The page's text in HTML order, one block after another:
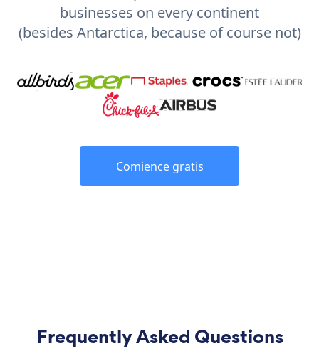
businesses on every continent
(besides Antarctica, because of course not)
Comience gratis
Frequently Asked Questions